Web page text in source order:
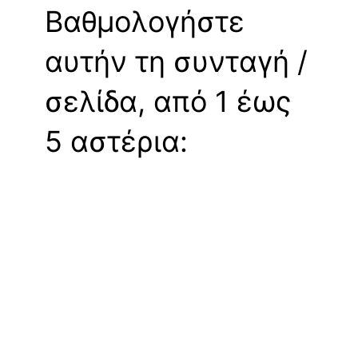
Βαθμολογήστε
αυτήν τη συνταγή /
σελίδα, από 1 έως
5 αστέρια: